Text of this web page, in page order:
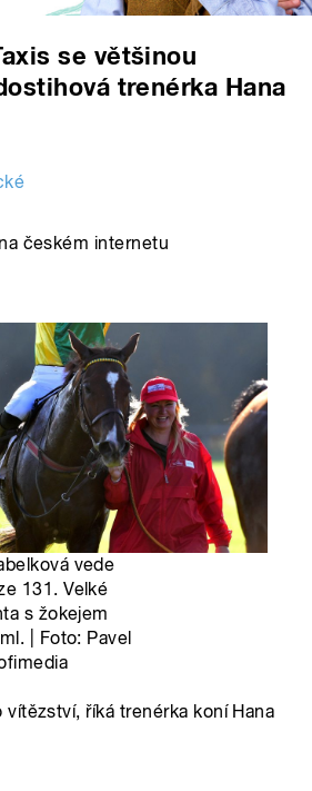
se většinou
trenérka Hana
českém internetu
vede
131. Velké
s žokejem
| Foto: Pavel
říká trenérka koní Hana